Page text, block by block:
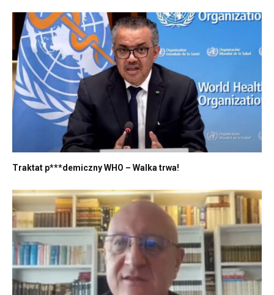
Traktat p***demiczny WHO – Walka trwa!